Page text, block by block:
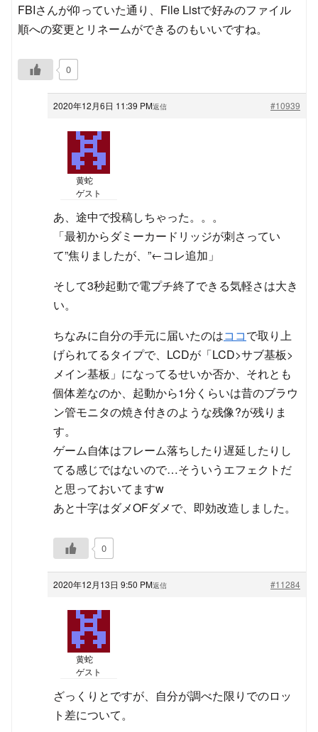
FBIさんが仰っていた通り、File Listで好みのファイル
順への変更とリネームができるのもいいですね。
0
2020年12月6日 11:39 PM #10939
返信
黄蛇
ゲスト
あ、途中で投稿しちゃった。。。
「最初からダミーカードリッジが刺さってい
て”焦りましたが、”←コレ追加」
そして3秒起動で電プチ終了できる気軽さは大き
い。
ちなみに自分の手元に届いたのはココで取り上
げられてるタイプで、LCDが「LCD>サブ基板>
メイン基板」になってるせいか否か、それとも
個体差なのか、起動から1分くらいは昔のブラウ
ン管モニタの焼き付きのような残像?が残りま
す。
ゲーム自体はフレーム落ちしたり遅延したりし
てる感じではないので…そういうエフェクトだ
と思っておいてますw
あと十字はダメOFダメで、即効改造しました。
0
2020年12月13日 9:50 PM #11284
返信
黄蛇
ゲスト
ざっくりとですが、自分が調べた限りでのロッ
ト差について。